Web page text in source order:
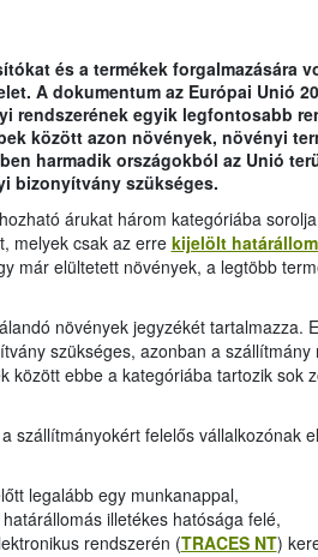
és a termékek forgalmazására
A dokumentum az Európai Unió
rendszerének egyik legfontosabb
között azon növények, növényi
harmadik országokból az Unió
bizonyítvány szükséges.
árukat három kategóriába
melyek csak az erre kijelölt
már elültetett növények, a legtöbb
növények jegyzékét tartalmazza.
szükséges, azonban a
között ebbe a kategóriába tartozik sok
szállítmányokért felelős vállalkozónak
legalább egy munkanappal,
illetékes hatósága felé,
rendszerén (TRACES NT)